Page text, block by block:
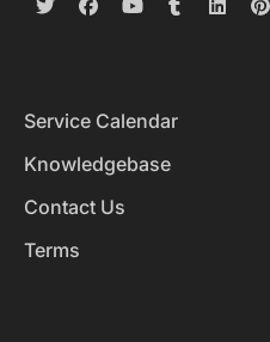
Service Calendar
Knowledgebase
Contact Us
Terms